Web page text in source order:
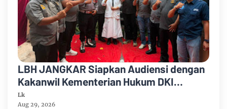
LBH JANGKAR Siapkan Audiensi dengan
Kakanwil Kementerian Hukum DKI
Jakarta
Lk
Aug 29, 2026